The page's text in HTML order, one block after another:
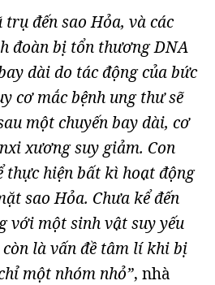
đến sao Hỏa, và các
đoàn bị tổn thương DNA
dài do tác động của bức
cơ mắc bệnh ung thư sẽ
một chuyến bay dài, cơ
xương suy giảm. Con
thực hiện bất kì hoạt động
sao Hỏa. Chưa kể đến
với một sinh vật suy yếu
là vấn đề tâm lí khi bị
một nhóm nhỏ”, nhà